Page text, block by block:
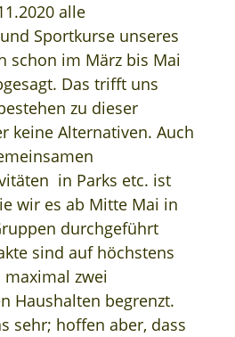
alle
Sportkurse unseres
schon im März bis Mai
Das trifft uns
zu dieser
keine Alternativen. Auch
in Parks etc. ist
wir es ab Mitte Mai in
durchgeführt
sind auf höchstens
maximal zwei
Haushalten begrenzt.
sehr; hoffen aber, dass